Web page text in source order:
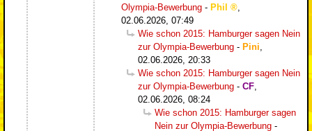
Olympia-Bewerbung - Phil
02.06.2026, 07:49
Wie schon 2015: Hamburger sagen Nein
zur Olympia-Bewerbung - Pini
02.06.2026, 20:33
Wie schon 2015: Hamburger sagen Nein
zur Olympia-Bewerbung - CF
02.06.2026, 08:24
Wie schon 2015: Hamburger sagen
Nein zur Olympia-Bewerbung -